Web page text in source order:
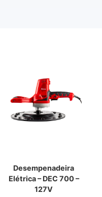
Desempenadeira
Elétrica – DEC 700 –
127V